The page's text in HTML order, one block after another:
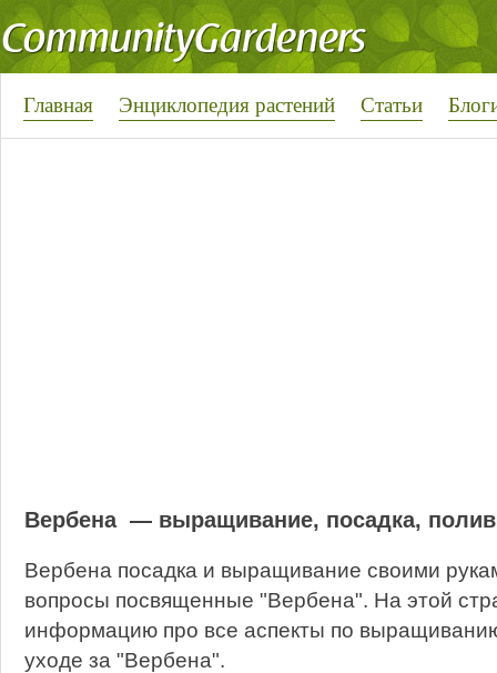
Главная Энциклопедия растений Статьи
Вербена — выращивание, посадка,
Вербена посадка и выращивание своими
вопросы посвященные "Вербена". На этой
информацию про все аспекты по
уходе за "Вербена".